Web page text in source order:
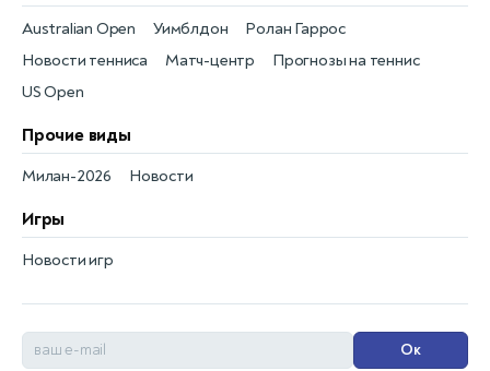
Новости тенниса
Australian Open
Матч-центр
Уимблдон
Прогнозы на теннис
Ролан Гаррос
US Open
Прочие виды
Новости
Милан-2026
Игры
Новости игр
Ок